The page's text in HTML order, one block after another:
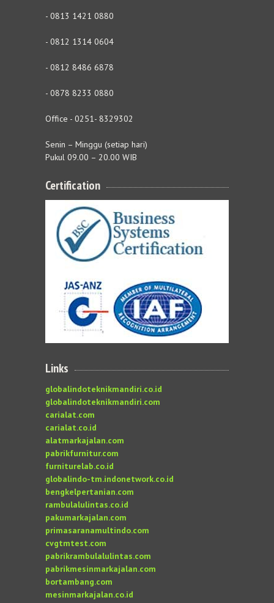
- 0813 1421 0880
- 0812 1314 0604
- 0812 8486 6878
- 0878 8233 0880
Office - 0251- 8329302
Senin – Minggu (setiap hari)
Pukul 09.00 – 20.00 WIB
Certification
Links
globalindoteknikmandiri.co.id
globalindoteknikmandiri.com
carialat.com
carialat.co.id
alatmarkajalan.com
pabrikfurnitur.com
furniturelab.co.id
globalindo-tm.indonetwork.co.id
bengkelpertanian.com
rambulalulintas.co.id
pakumarkajalan.com
primasaranamultindo.com
cvgtmtest.com
pabrikrambulalulintas.com
pabrikmesinmarkajalan.com
bortambang.com
mesinmarkajalan.co.id